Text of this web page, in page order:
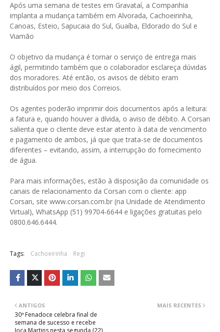
Após uma semana de testes em Gravataí, a Companhia
implanta a mudança também em Alvorada, Cachoeirinha,
Canoas, Esteio, Sapucaia do Sul, Guaíba, Eldorado do Sul e
Viamão
O objetivo da mudança é tornar o serviço de entrega mais
ágil, permitindo também que o colaborador esclareça dúvidas
dos moradores. Até então, os avisos de débito eram
distribuídos por meio dos Correios.
Os agentes poderão imprimir dois documentos após a leitura:
a fatura e, quando houver a dívida, o aviso de débito. A Corsan
salienta que o cliente deve estar atento à data de vencimento
e pagamento de ambos, já que que trata-se de documentos
diferentes – evitando, assim, a interrupção do fornecimento
de água.
Para mais informações, estão à disposição da comunidade os
canais de relacionamento da Corsan com o cliente: app
Corsan, site www.corsan.com.br (na Unidade de Atendimento
Virtual), WhatsApp (51) 99704-6644 e ligações gratuitas pelo
0800.646.6444.
Tags: Cachoeirinha Regi
MAIS RECENTES
ANTIGOS
30ª Fenadoce celebra final de
semana de sucesso e recebe
Joca Martins nesta segunda (22)